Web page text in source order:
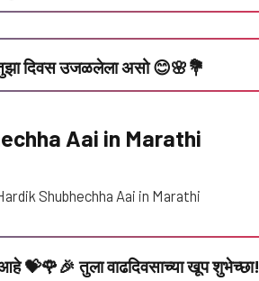
तुझा दिवस उजळलेला असो 😊🌸💐
Aai in Marathi
💝🌹🎉 तुला वाढदिवसाच्या खूप शुभेच्छा!